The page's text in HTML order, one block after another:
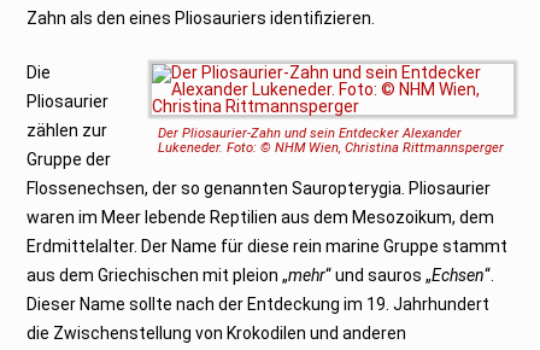
Zahn als den eines Pliosauriers identifizieren.
Der Pliosaurier-Zahn und sein Entdecker Alexander
Lukeneder. Foto: © NHM Wien, Christina Rittmannsperger
Die
Pliosaurier
zählen zur
Gruppe der
Flossenechsen, der so genannten Sauropterygia. Pliosaurier
waren im Meer lebende Reptilien aus dem Mesozoikum, dem
Erdmittelalter. Der Name für diese rein marine Gruppe stammt
aus dem Griechischen mit pleion „mehr“ und sauros „Echsen“.
Dieser Name sollte nach der Entdeckung im 19. Jahrhundert
die Zwischenstellung von Krokodilen und anderen